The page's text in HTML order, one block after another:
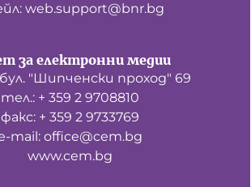
web.support@bnr.bg
за електронни медии
"Шипченски проход" 69
тел.: + 359 2 9708810
факс: + 359 2 9733769
mail: office@cem.bg
www.cem.bg